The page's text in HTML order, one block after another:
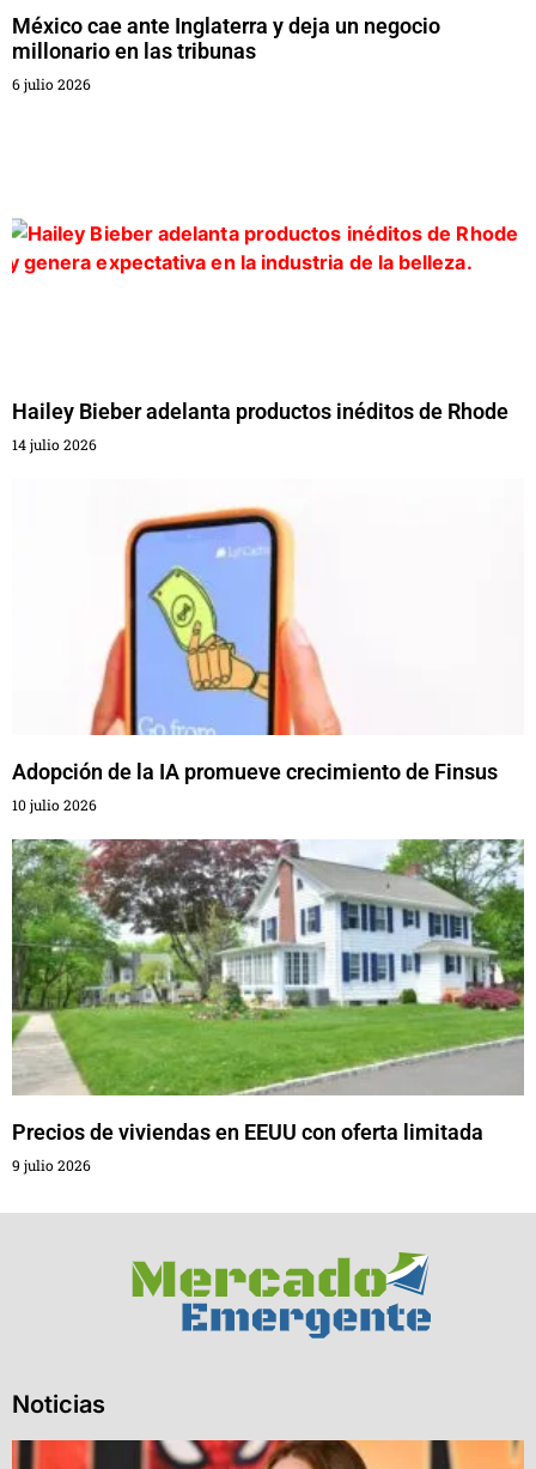
México cae ante Inglaterra y deja un negocio
millonario en las tribunas
6 julio 2026
Hailey Bieber adelanta productos inéditos de Rhode
14 julio 2026
Adopción de la IA promueve crecimiento de Finsus
10 julio 2026
Precios de viviendas en EEUU con oferta limitada
9 julio 2026
Noticias